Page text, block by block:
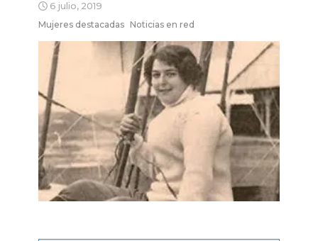
6 julio, 2019
Mujeres destacadas Noticias en red